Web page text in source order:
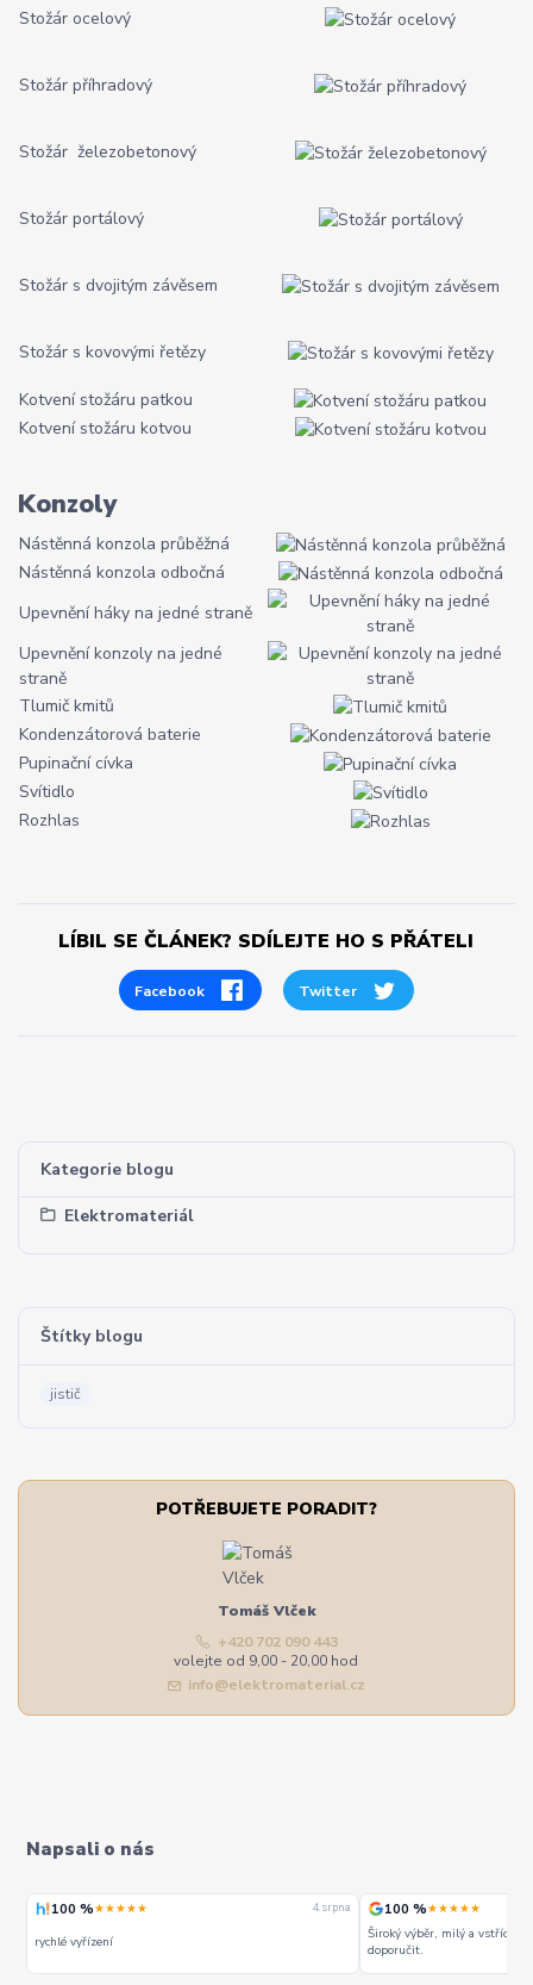
Kategorie blogu
Elektromateriál
Štítky blogu
jistič
POTŘEBUJETE PORADIT?
Tomáš Vlček
+420 702 090 443
volejte od 9,00 - 20,00 hod
info@elektromaterial.cz
Stožár ocelový
Stožár příhradový
Stožár železobetonový
Stožár portálový
Stožár s dvojitým závěsem
Stožár s kovovými řetězy
Kotvení stožáru patkou
Kotvení stožáru kotvou
Konzoly
Nástěnná konzola průběžná
Nástěnná konzola odbočná
Upevnění háky na jedné straně
Upevnění konzoly na jedné
straně
Tlumič kmitů
Kondenzátorová baterie
Pupinační cívka
Svítidlo
Rozhlas
LÍBIL SE ČLÁNEK? SDÍLEJTE HO S PŘÁTELI
Facebook Twitter
Napsali o nás
100 %★★★★★ 4. srpna
rychlé vyřízení
100 %★★★★★
Široký výběr, milý a vstřícný
doporučit.